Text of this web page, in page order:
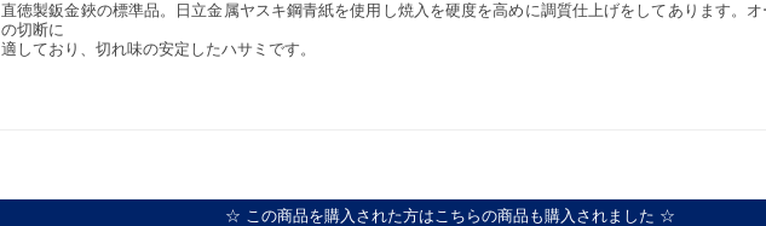
直徳製鈑金鋏の標準品。日立金属ヤスキ鋼青紙を使用し焼入を硬度を高めに調質仕上げをしてあります。
の切断に
適しており、切れ味の安定したハサミです。
☆ この商品を購入された方はこちらの商品も購入されました ☆